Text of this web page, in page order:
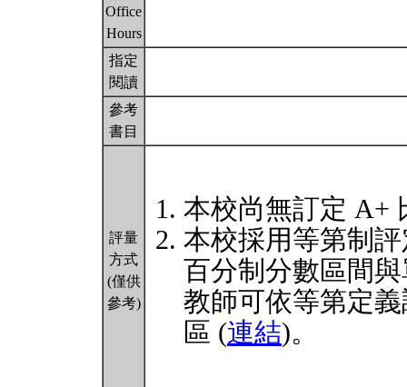
Office
Hours
指定
閱讀
參考
書目
評量
方式
(僅供
參考)
本校尚無訂定 A+
本校採用等第制
百分制分數區間
教師可依等第定
區 (連結)。